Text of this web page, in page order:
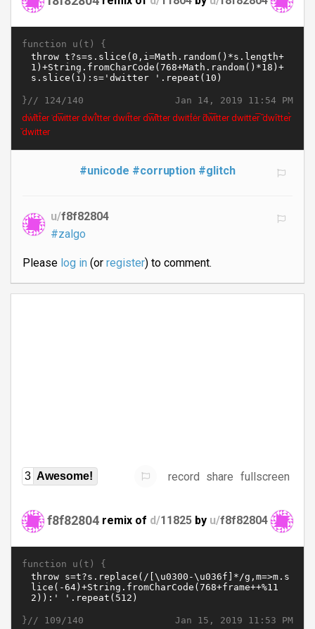
function u(t) {
Jan 14, 2019 11:54 PM
}// 124/140
dw̍̃itt̑e̍r ̍dw̅itter dwĩ̊tter ̌dwit̋ter̄ dw̅̃̏̃ítter dwitt̎ėr d̃w̐̅itter dwitter̅ ̏dwȋtter̀
̆dwitter
#unicode #corruption #glitch
u/f8f82804
#zalgo
Please log in(or register) to comment.
3 Awesome! record share fullscreen
f8f82804 remix of d/11825 by u/f8f82804
function u(t) {
Jan 15, 2019 11:53 PM
}// 109/140